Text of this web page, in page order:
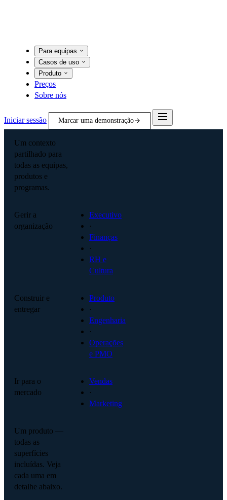
Para equipas
Casos de uso
Produto
Preços
Sobre nós
Iniciar sessão Marcar uma demonstração
Um contexto
partilhado para
todas as equipas,
produtos e
programas.
Gerir a
organização
Executivo
·
Finanças
·
RH e
Cultura
Construir e
entregar
Produto
·
Engenharia
·
Operações
e PMO
Ir para o
mercado
Vendas
·
Marketing
Um produto —
todas as
superfícies
incluídas. Veja
cada uma em
detalhe abaixo.